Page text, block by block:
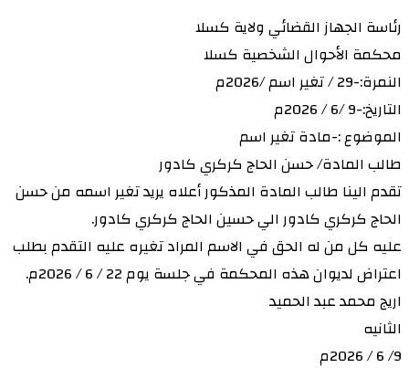
رئاسة الجهاز القضائي ولاية كسلا
محكمة الأحوال الشخصية كسلا
النمرة:-29 / تغير اسم /2026م
التاريخ:-9 /6 / 2026م
الموضوع :-مادة تغير اسم
طالب المادة/ حسن الحاج كركري كادور
تقدم الينا طالب المادة المذكور أعلاه يريد تغير اسمه من حسن
الحاج كركري كادور الي حسين الحاج كركري كادور.
عليه كل من له الحق في الاسم المراد تغيره عليه التقدم بطلب
اعتراض لديوان هذه المحكمة في جلسة يوم 22 / 6 / 2026م.
اريج محمد عبد الحميد
الثانيه
9/ 6 / 2026م